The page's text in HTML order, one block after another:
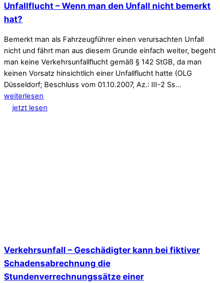
Unfallflucht – Wenn man den Unfall nicht bemerkt
hat?
Bemerkt man als Fahrzeugführer einen verursachten Unfall
nicht und fährt man aus diesem Grunde einfach weiter, begeht
man keine Verkehrsunfallflucht gemäß § 142 StGB, da man
keinen Vorsatz hinsichtlich einer Unfallflucht hatte (OLG
Düsseldorf; Beschluss vom 01.10.2007, Az.: III-2 Ss…
weiterlesen
jetzt lesen
Verkehrsunfall – Geschädigter kann bei fiktiver
Schadensabrechnung die
Stundenverrechnungssätze einer